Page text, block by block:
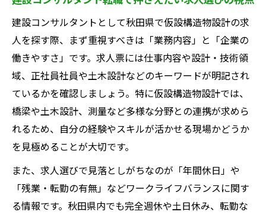
建設コンサルタントとして秋田県で仮設構造物設計の求
人を探す際、まず重視すべきは「業務内容」と「企業の
働きやすさ」です。求人票には仕事内容や設計・技術領
域、正社員社員や土木設計などのキーワードが明記され
ているかを確認しましょう。特に仮設構造物設計では、
橋梁や土木設計、測量など多様な分野との連携が求めら
れるため、自分の経験やスキルが活かせる現場かどうか
を見極めることが大切です。
また、求人選びで見落としがちなのが「年間休日」や
「残業・転勤の有無」などワークライフバランスに関す
る情報です。秋田県内でも完全週休や土日休み、転勤な